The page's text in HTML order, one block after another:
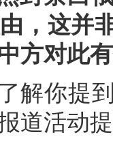
，这并
方对此
解你提
道活动